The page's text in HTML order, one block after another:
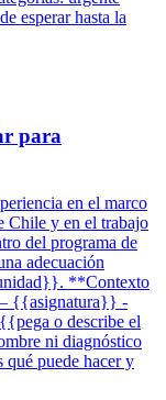
esperar hasta la
para
en el marco
Chile y en el trabajo
del programa de
adecuación
**Contexto
{{asignatura}} -
o describe el
ni diagnóstico
puede hacer y